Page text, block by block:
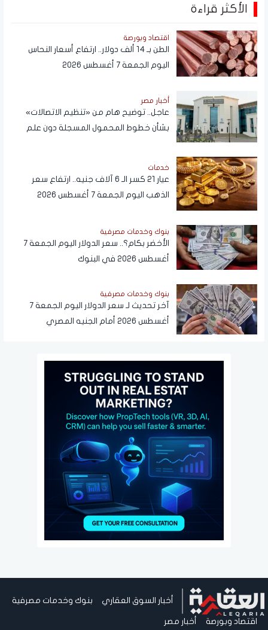
الأكثر قراءة
اقتصاد وبورصة
الطن بـ 14 ألف دولار.. ارتفاع أسعار النحاس
اليوم الجمعة 7 أغسطس 2026
أخبار مصر
عاجل.. توضيح هام من «تنظيم الاتصالات»
بشأن خطوط المحمول المسجلة دون علم
خدمات
عيار 21 كسر الـ 6 آلاف جنيه.. ارتفاع سعر
الذهب اليوم الجمعة 7 أغسطس 2026
بنوك وخدمات مصرفية
الأخضر بكام؟.. سعر الدولار اليوم الجمعة 7
أغسطس 2026 في البنوك
بنوك وخدمات مصرفية
آخر تحديث لـ سعر الدولار اليوم الجمعة 7
أغسطس 2026 أمام الجنيه المصري
أخبار السوق العقاري بنوك وخدمات مصرفية
اقتصاد وبورصة أخبار مصر